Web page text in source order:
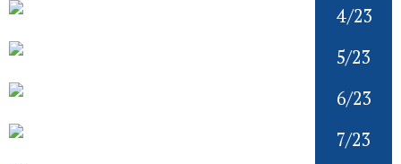
4/23
5/23
6/23
7/23